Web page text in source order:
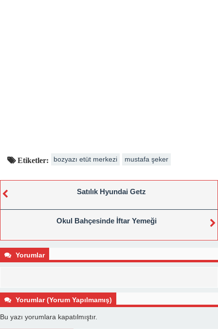
Etiketler: bozyazı etüt merkezi mustafa şeker
Satılık Hyundai Getz
Okul Bahçesinde İftar Yemeği
Yorumlar
Yorumlar (Yorum Yapılmamış)
Bu yazı yorumlara kapatılmıştır.